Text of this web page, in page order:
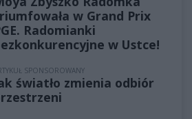
w Grand Prix
Radomianki
w Ustce!
SPONSOROWANY
światło zmienia odbiór